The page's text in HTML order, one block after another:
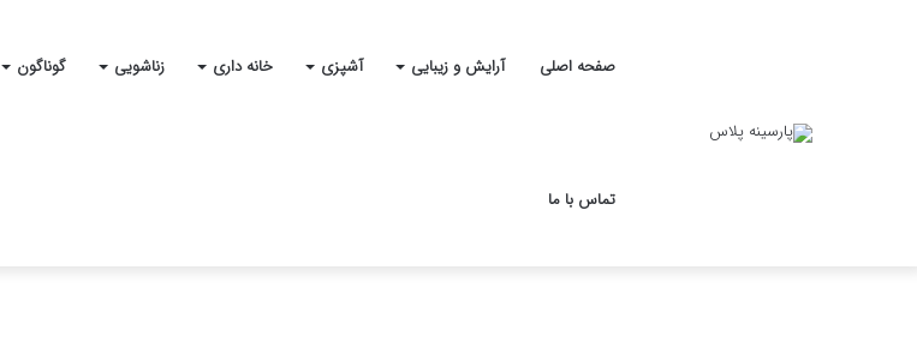
صفحه اصلی آرایش و زیبایی آشپزی خانه داری زناشویی گوناگون
تماس با ما